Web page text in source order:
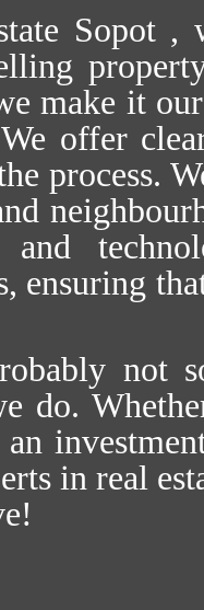
Sopot ,
make it
offer
process.
and
ensuring
not
do.
in real